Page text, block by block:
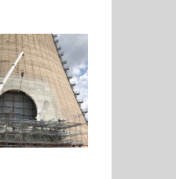
Ενίσχυση τεσσάρων
κτιρίων από ΟΣ στη
Βούλα